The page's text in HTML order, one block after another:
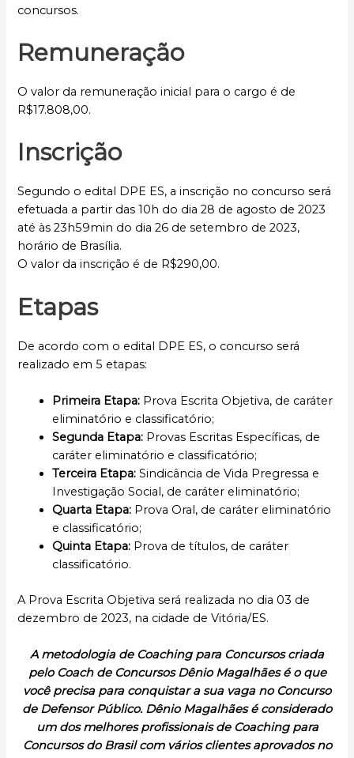
concursos.
Remuneração
O valor da remuneração inicial para o cargo é de
R$17.808,00.
Inscrição
Segundo o edital DPE ES, a inscrição no concurso será
efetuada a partir das 10h do dia 28 de agosto de 2023
até às 23h59min do dia 26 de setembro de 2023,
horário de Brasília.
O valor da inscrição é de R$290,00.
Etapas
De acordo com o edital DPE ES, o concurso será
realizado em 5 etapas:
Primeira Etapa: Prova Escrita Objetiva, de caráter
eliminatório e classificatório;
Segunda Etapa: Provas Escritas Específicas, de
caráter eliminatório e classificatório;
Terceira Etapa: Sindicância de Vida Pregressa e
Investigação Social, de caráter eliminatório;
Quarta Etapa: Prova Oral, de caráter eliminatório
e classificatório;
Quinta Etapa: Prova de títulos, de caráter
classificatório.
A Prova Escrita Objetiva será realizada no dia 03 de
dezembro de 2023, na cidade de Vitória/ES.
A metodologia de Coaching para Concursos criada
pelo Coach de Concursos Dênio Magalhães é o que
você precisa para conquistar a sua vaga no Concurso
de Defensor Público. Dênio Magalhães é considerado
um dos melhores profissionais de Coaching para
Concursos do Brasil com vários clientes aprovados no